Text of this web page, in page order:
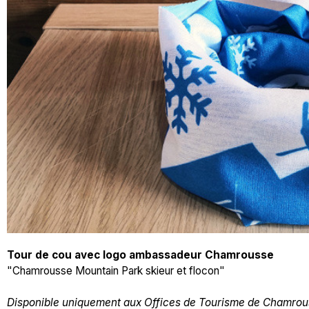
Tour de cou avec logo ambassadeur Chamrousse
"Chamrousse Mountain Park skieur et flocon"
Disponible uniquement aux Offices de Tourisme de